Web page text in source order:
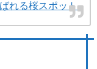
れる桜スポット